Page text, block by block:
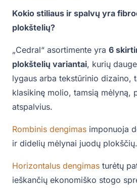
Kokio stiliaus ir spalvų yra
plokštelių?
„Cedral“ asortimente yra 6
plokštelių variantai, kurių
lygaus arba tekstūrinio dizaino,
klasikinę molio, tamsią mėlyną,
atspalvius.
Rombinis dengimas imponuoja
ir didelių mėlynai juodų plokščių.
Horizontalus dengimas turėtų
ieškančių ekonomiško stogo